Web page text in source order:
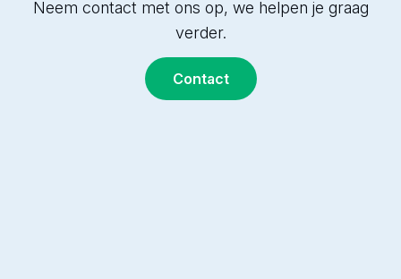
installatie van tussenmeters en het gebruik van
ons verbruiksoverzicht platform.
afhankelijk van de locatie en specifieke eisen.
met ons op voor een offerte op
Neem contact met ons op, we helpen je graag
verder.
Contact